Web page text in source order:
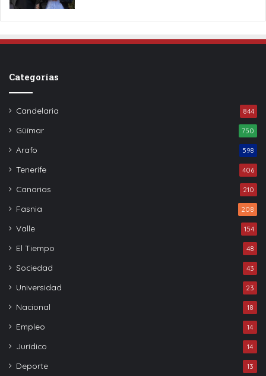
Categorías
Candelaria 844
Güímar 750
Arafo 598
Tenerife 406
Canarias 210
Fasnia 208
Valle 154
El Tiempo 48
Sociedad 43
Universidad 23
Nacional 18
Empleo 14
Jurídico 14
Deporte 13